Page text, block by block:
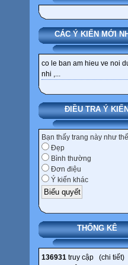
CÁC Ý KIẾN MỚI
co le ban am hieu ve noi
nhi ,...
ĐIỀU TRA Ý KIẾN
Bạn thấy trang này như
Đẹp
Bình thường
Đơn điệu
Ý kiến khác
THỐNG KÊ
136931 truy cập (chi tiết)